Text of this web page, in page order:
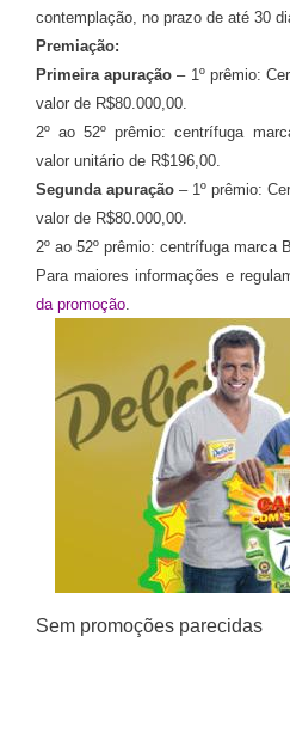
contemplação, no prazo de até 30
Premiação:
Primeira apuração – 1º prêmio:
valor de R$80.000,00.
2º ao 52º prêmio: centrífuga
valor unitário de R$196,00.
Segunda apuração – 1º prêmio:
valor de R$80.000,00.
2º ao 52º prêmio: centrífuga marca
Para maiores informações e
da promoção.
Sem promoções parecidas